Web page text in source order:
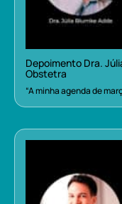
Depoimento Dra.
Obstetra
“A minha agenda de